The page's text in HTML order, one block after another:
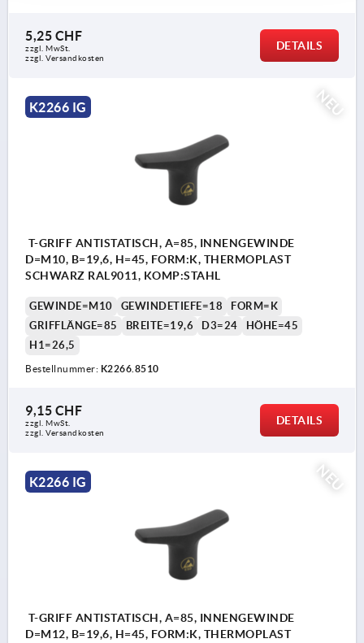
5,25 CHF
zzgl. MwSt.
zzgl. Versandkosten
DETAILS
NEU
K2266 IG
T-GRIFF ANTISTATISCH, A=85, INNENGEWINDE
D=M10, B=19,6, H=45, FORM:K, THERMOPLAST
SCHWARZ RAL9011, KOMP:STAHL
GEWINDE=M10 GEWINDETIEFE=18
FORM=K
GRIFFLÄNGE=85
BREITE=19,6 D3=24
HÖHE=45
H1=26,5
Bestellnummer: K2266.8510
9,15 CHF
zzgl. MwSt.
zzgl. Versandkosten
DETAILS
NEU
K2266 IG
T-GRIFF ANTISTATISCH, A=85, INNENGEWINDE
D=M12, B=19,6, H=45, FORM:K, THERMOPLAST